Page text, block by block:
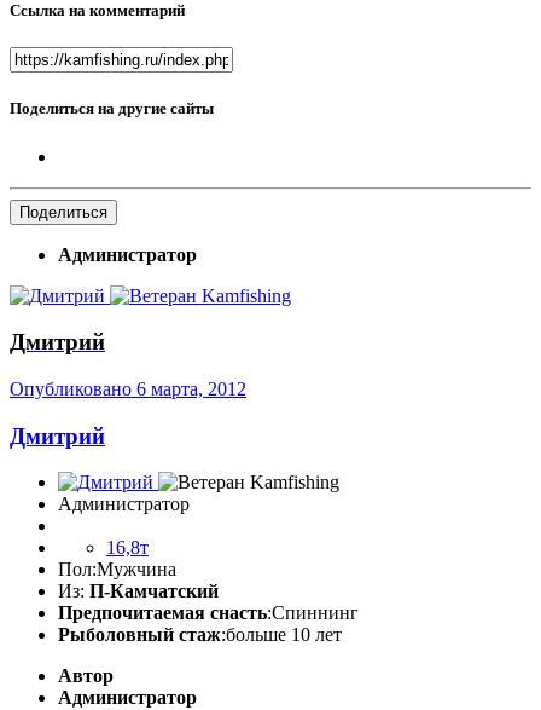
Ссылка на комментарий
Поделиться на другие сайты
Поделиться
Администратор
Дмитрий
Опубликовано 6 марта, 2012
Дмитрий
Администратор
16,8т
Пол:Мужчина
Из: П-Камчатский
Предпочитаемая снасть:Спиннинг
Рыболовный стаж:больше 10 лет
Автор
Администратор